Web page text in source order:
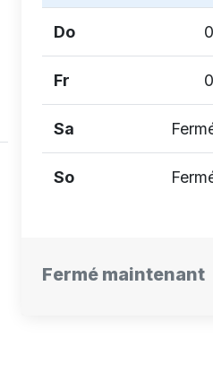
Do
Fr
Sa
So
Fermé maintenant